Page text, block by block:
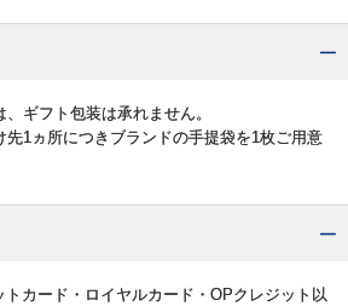
ギフト包装は承れません。
先1ヵ所につきブランドの手提袋を1枚ご用意
カード・ロイヤルカード・OPクレジット以